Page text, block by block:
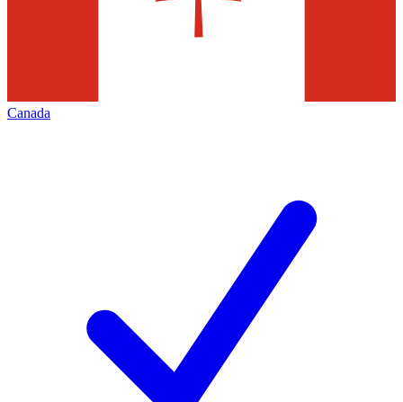
Canada